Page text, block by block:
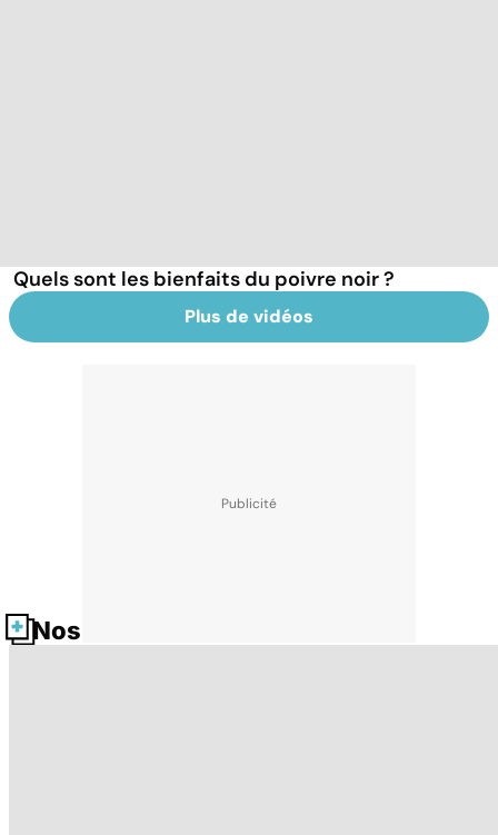
Quels sont les bienfaits du poivre noir ?
Plus de vidéos
Nos fiches santé